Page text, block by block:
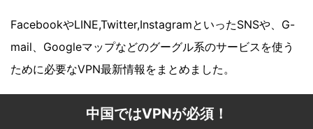
FacebookやLINE,Twitter,InstagramといったSNSや、G-
mail、Googleマップなどのグーグル系のサービスを使う
ために必要なVPN最新情報をまとめました。
中国ではVPNが必須！